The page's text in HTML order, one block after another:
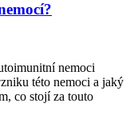
nemoci
této nemoci a jaký
co stojí za touto